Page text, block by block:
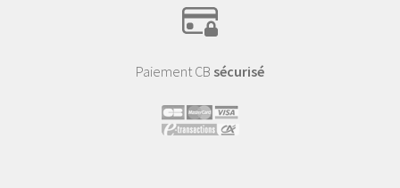
Paiement CB sécurisé